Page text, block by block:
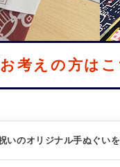
考えの方はこ
いのオリジナル手ぬぐいを